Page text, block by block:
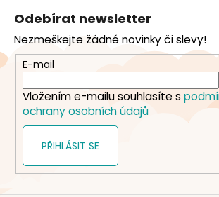
a
t
Odebírat newsletter
Nezmeškejte žádné novinky či slevy!
E-mail
Vložením e-mailu souhlasíte s
ochrany osobních údajů
PŘIHLÁSIT SE